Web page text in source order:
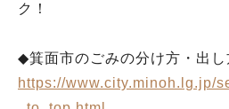
ク！
◆箕面市のごみの分け方・出し
https://www.city.minoh.lg.jp/